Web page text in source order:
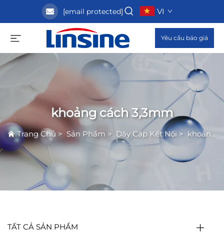
[email protected] VI
Yêu cầu báo giá
khoảng cách 3,3mm
Trang Chủ > Sản Phẩm > Dây Cáp Kết Nối > khoảng cách 3,3mm
TẤT CẢ SẢN PHẨM